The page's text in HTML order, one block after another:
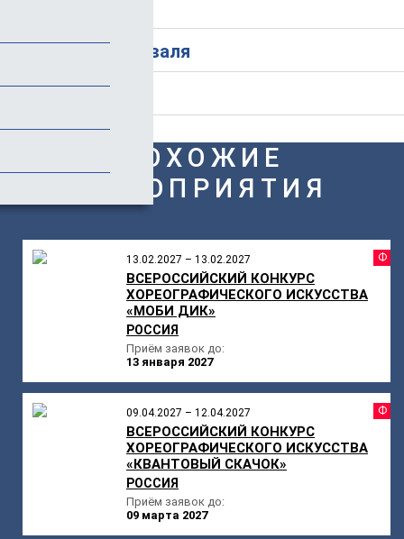
История фестиваля
ПОХОЖИЕ
МЕРОПРИЯТИЯ
13.02.2027 – 13.02.2027
ВСЕРОССИЙСКИЙ КОНКУРС
ХОРЕОГРАФИЧЕСКОГО ИСКУССТВА
«МОБИ ДИК»
РОССИЯ
Приём заявок до:
13 января 2027
09.04.2027 – 12.04.2027
ВСЕРОССИЙСКИЙ КОНКУРС
ХОРЕОГРАФИЧЕСКОГО ИСКУССТВА
«КВАНТОВЫЙ СКАЧОК»
РОССИЯ
Приём заявок до:
09 марта 2027